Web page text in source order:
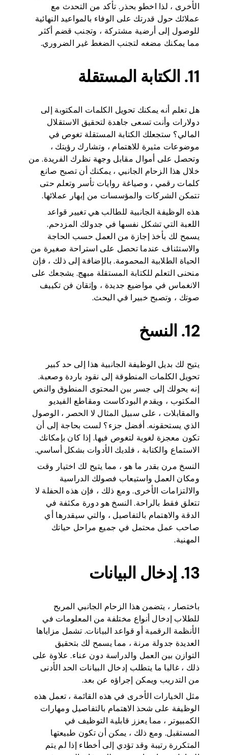
الأخرى ، لذا اخطو بحذر. تأكد من التحدث مع
عملائك حول قدرتك على الوفاء بالمواعيد النهائية
للوصول إلى أرضية مشتركة ، وتجنب قضم أكثر
مما يمكنك مضغه لتجنب الضغط غير الضروري.
11. الكتابة المستقلة
هل تعلم أنه يمكنك تحويل الكلمات المكتوبة إلى
دولارات وأنت تسعى جاهدة لتحقيق الاستقلال
المالي؟ ستجعلك الكتابة المستقلة تغوص في
موضوعات مثيرة للاهتمام ، وتشارك رؤيتك ،
وتحصل على أموال مقابل وجهة نظرك الفريدة. من
خلال هذا الزحام الجانبي ، يمكنك أن تصبح صانع
كلمات رقمي ، وصياغة روايات تأسر وتعلم حتى
تتمكن الشركات والمؤسسات من إبهار عملائها.
هذه الوظيفة الجانبية للطالب هي تغيير قواعد
اللعبة التي تشكل نفسها في جدولك المزدحم.
يسمح لك بأخذ إجازة من العمل حسب الحاجة
والاستئناف عندما تحصل على استراحة صغيرة من
الحياة الطلابية المحمومة. بالإضافة إلى ذلك ، فإن
منحنى التعلم للكتابة المستقلة مبهج. يشجعك على
الانغماس في مواضيع جديدة ، وإتقان فن تكييف
صوتك ، وتصبح خبيرا في البحث.
12. النسخ
يتيح لك بديل الوظيفة الجانبية هذا إلى حد كبير
تحويل الكلمات المنطوقة إلى نقود باردة وصعبة.
إنه يحولك إلى جسر بين المحتوى المنطوق والنص
المكتوب ، ويقدم البودكاست ومقاطع الفيديو
والمقابلات ، على سبيل المثال لا الحصر ، الوصول
الذي يستحقونه. أفضل جزء؟ لست بحاجة إلى أن
تكون معجزة لغوية لتغوص فيها. إذا كان بإمكانك
الاستماع والكتابة ، فلديك الأدوات بشكل أساسي.
النسخ مرن بقدر ما هو ، مما يتيح لك اختيار وقت
ومكان العمل واستيعاب فصولك الدراسية
والالتزامات الأخرى. ومع ذلك ، فإن هذه الحفلة لا
تتعلق فقط بالراحة. النسخ هو دورة مكثفة في
الدقة والاهتمام بالتفاصيل ، والتي سيقدرها أي
صاحب عمل محتمل في جميع مراحل حياتك
المهنية.
13. إدخال البيانات
باختصار ، يتضمن هذا الزحام الجانبي المربح
للطلاب إدخال أنواع مختلفة من المعلومات في
الأنظمة الرقمية أو قواعد البيانات. تشمل مزاياها
العديدة جدولة مرنة ، مما يسمح لك بتحقيق
التوازن بين العمل والدراسة دون عناء. علاوة على
ذلك ، غالبا ما يتطلب إدخال البيانات الحد الأدنى
من التدريب ويمكن إجراؤه عن بعد.
مثل الخيارات الأخرى في هذه القائمة ، تعمل هذه
الوظيفة على شحذ الاهتمام بالتفاصيل ومهارات
الكمبيوتر ، مما يعزز قابلية التوظيف في
المستقبل. ومع ذلك ، يمكن أن تكون طبيعتها
المتكررة رتيبة وقد تؤدي إلى أخطاء إذا لم يتم